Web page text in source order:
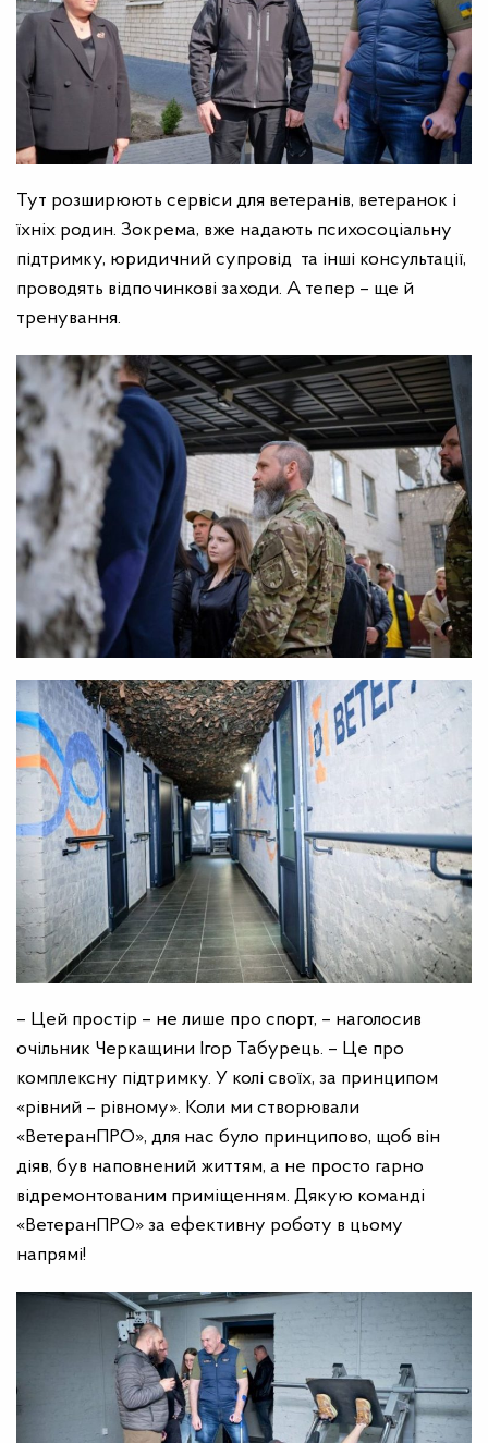
Тут розширюють сервіси для ветеранів, ветеранок і
їхніх родин. Зокрема, вже надають психосоціальну
підтримку, юридичний супровід та інші консультації,
проводять відпочинкові заходи. А тепер – ще й
тренування.
– Цей простір – не лише про спорт, – наголосив
очільник Черкащини Ігор Табурець. – Це про
комплексну підтримку. У колі своїх, за принципом
«рівний – рівному». Коли ми створювали
«ВетеранПРО», для нас було принципово, щоб він
діяв, був наповнений життям, а не просто гарно
відремонтованим приміщенням. Дякую команді
«ВетеранПРО» за ефективну роботу в цьому
напрямі!